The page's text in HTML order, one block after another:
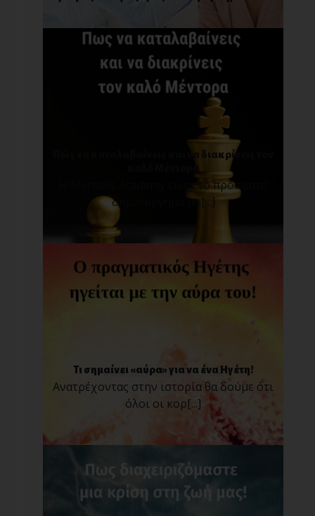
Πώς να καταλαβαίνεις και να διακρίνεις τον
Η Mentors Academy είναι το πρόσφατο
δημιούργημα μο[...]
Τι σημαίνει «αύρα» για να ένα Ηγέτη!
Ανατρέχοντας στην ιστορία θα δούμε ότι
όλοι οι κορ[...]